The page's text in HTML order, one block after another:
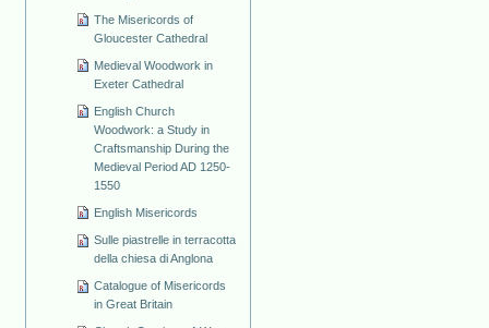
The Misericords of
Gloucester Cathedral
Medieval Woodwork in
Exeter Cathedral
English Church
Woodwork: a Study in
Craftsmanship During the
Medieval Period AD 1250-
1550
English Misericords
Sulle piastrelle in terracotta
della chiesa di Anglona
Catalogue of Misericords
in Great Britain